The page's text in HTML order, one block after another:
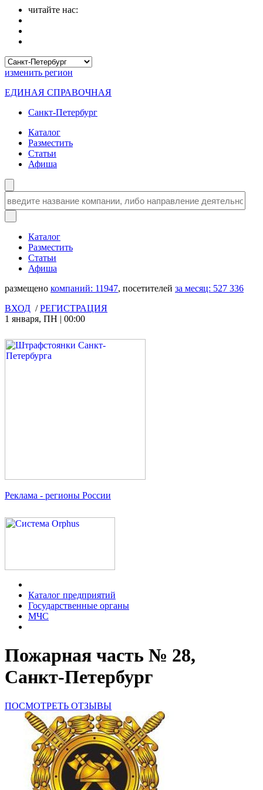
читайте нас:
изменить регион
ЕДИНАЯ СПРАВОЧНАЯ
Санкт-Петербург
Каталог
Разместить
Статьи
Афиша
Каталог
Разместить
Статьи
Афиша
размещено компаний: 11947, посетителей за месяц: 527 336
ВХОД /РЕГИСТРАЦИЯ
1 января, ПН | 00:00
Реклама - регионы России
Каталог предприятий
Государственные органы
МЧС
Пожарная часть № 28,
Санкт-Петербург
ПОСМОТРЕТЬ ОТЗЫВЫ